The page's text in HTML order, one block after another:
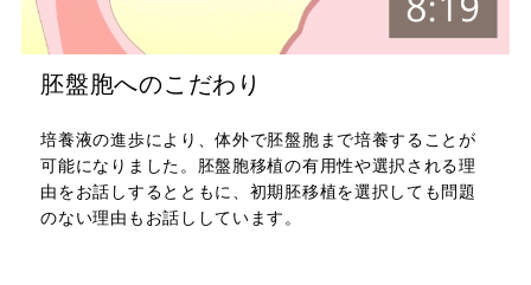
胚盤胞へのこだわり
培養液の進歩により、体外で胚盤胞まで培養することが
可能になりました。胚盤胞移植の有用性や選択される理
由をお話しするとともに、初期胚移植を選択しても問題
のない理由もお話ししています。